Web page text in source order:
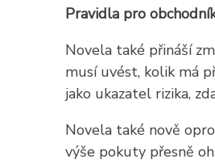
Pravidla pro
Novela také přináší
musí uvést, kolik má
jako ukazatel rizika,
Novela také nově
výše pokuty přesně